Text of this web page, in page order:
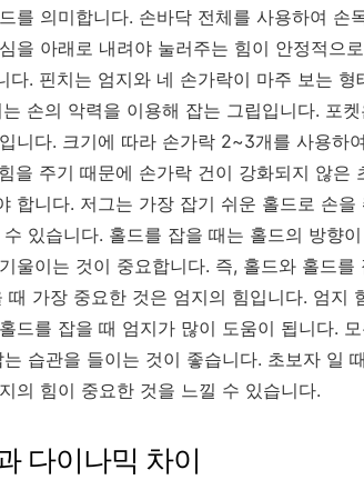
를 의미합니다. 손바닥 전체를 사용하여 손
을 아래로 내려야 눌러주는 힘이 안정적으
다. 핀치는 엄지와 네 손가락이 마주 보는
손의 악력을 이용해 잡는 그립입니다. 포
니다. 크기에 따라 손가락 2~3개를 사용하
을 주기 때문에 손가락 건이 강화되지 않은
합니다. 저그는 가장 잡기 쉬운 홀드로 손
있습니다. 홀드를 잡을 때는 홀드의 방향
울이는 것이 중요합니다. 즉, 홀드와 홀드
때 가장 중요한 것은 엄지의 힘입니다. 엄지
드를 잡을 때 엄지가 많이 도움이 됩니다.
습관을 들이는 것이 좋습니다. 초보자 일
의 힘이 중요한 것을 느낄 수 있습니다.
다이나믹 차이